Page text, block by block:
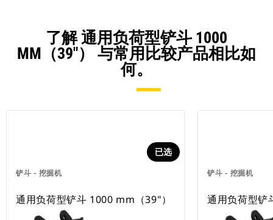
了解 通用负荷型铲斗 1000
MM（39"） 与常用比较产品相比如
何。
铲斗 - 挖掘机
已选
通用负荷型铲斗 1000 mm（39"）
铲斗 - 挖掘机
通用负荷型